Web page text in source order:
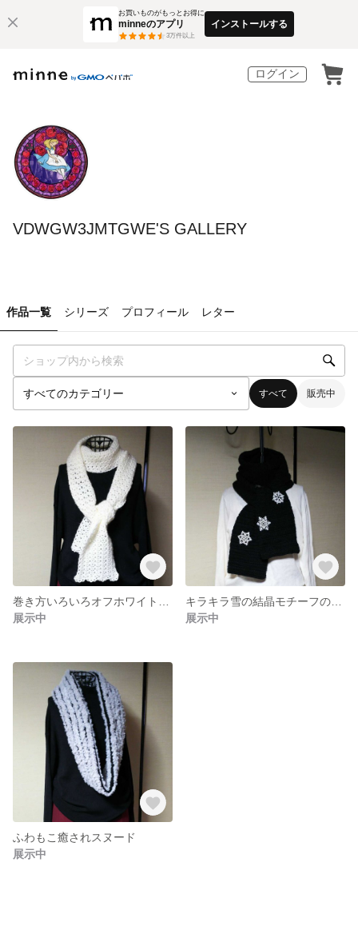
お買いものがもっとお得に
minneのアプリ
3万件以上
インストールする
ログイン
VDWGW3JMTGWE'S GALLERY
作品一覧 シリーズ プロフィール レター
すべて 販売中
展示中
展示中
ふわもこ癒されスヌード
展示中